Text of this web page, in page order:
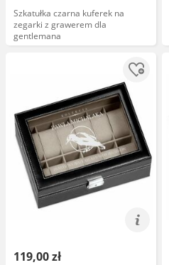
Szkatułka czarna kuferek na
zegarki z grawerem dla
gentlemana
119,00 zł